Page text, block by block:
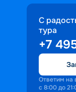
С
тура
+7
Ответим на
с 8:00 до